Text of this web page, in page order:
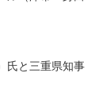
と三重県知事